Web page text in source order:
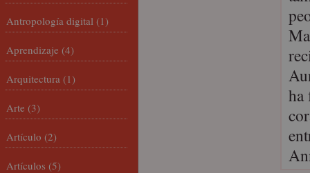
ha
Antropología digital (1)
Aprendizaje (4)
Arquitectura (1)
Arte (3)
Artículo (2)
Artículos (5)